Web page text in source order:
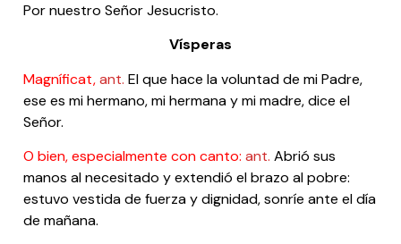
Por nuestro Señor Jesucristo.
Vísperas
Magníficat,ant. El que hace la voluntad de mi Padre,
ese es mi hermano, mi hermana y mi madre, dice el
Señor.
O bien, especialmente con canto: ant. Abrió sus
manos al necesitado y extendió el brazo al pobre:
estuvo vestida de fuerza y dignidad, sonríe ante el día
de mañana.